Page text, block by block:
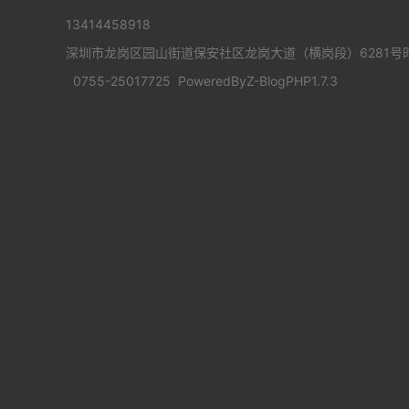
13414458918
深圳市龙岗区园山街道保安社区龙岗大道（横岗段）6281号
0755-25017725 PoweredByZ-BlogPHP1.7.3